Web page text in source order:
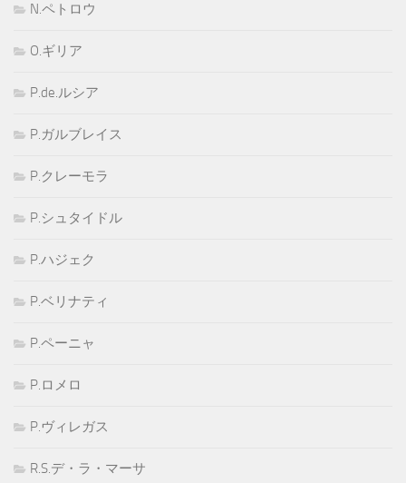
N.ペトロウ
O.ギリア
P.de.ルシア
P.ガルブレイス
P.クレーモラ
P.シュタイドル
P.ハジェク
P.ベリナティ
P.ペーニャ
P.ロメロ
P.ヴィレガス
R.S.デ・ラ・マーサ